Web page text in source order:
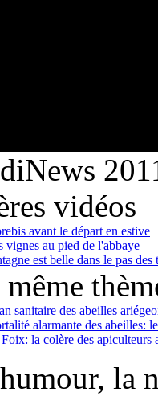
vidéos
avant le départ en estive
vignes au pied de l'abbaye
est belle dans le pas des
sanitaire des abeilles
alarmante des abeilles:
Foix: la colère des apiculteurs
la